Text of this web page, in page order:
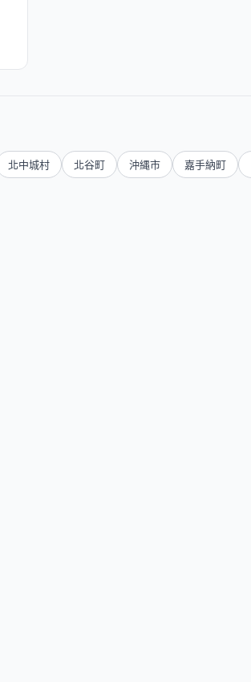
北中城村 北谷町 沖縄市 嘉手納町